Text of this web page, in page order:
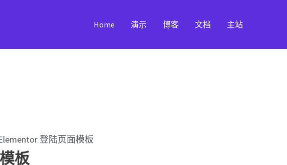
Home 演示 博客 文档 主站
登陆页面模板
板